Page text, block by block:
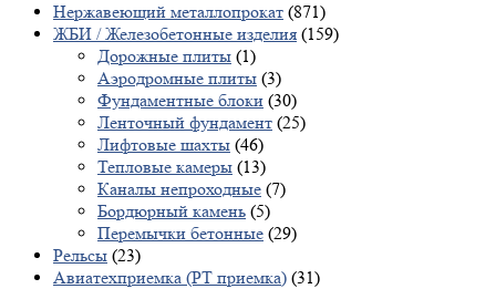
Нержавеющий металлопрокат (871)
ЖБИ / Железобетонные изделия (159)
Дорожные плиты (1)
Аэродромные плиты (3)
Фундаментные блоки (30)
Ленточный фундамент (25)
Лифтовые шахты (46)
Тепловые камеры (13)
Каналы непроходные (7)
Бордюрный камень (5)
Перемычки бетонные (29)
Рельсы (23)
Авиатехприемка (РТ приемка) (31)